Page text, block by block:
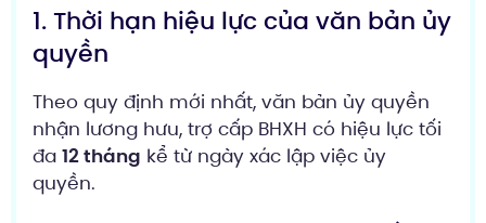
1. Thời hạn hiệu lực của văn bản ủy
quyền
Theo quy định mới nhất, văn bản ủy quyền
nhận lương hưu, trợ cấp BHXH có hiệu lực tối
đa 12 tháng kể từ ngày xác lập việc ủy
quyền.